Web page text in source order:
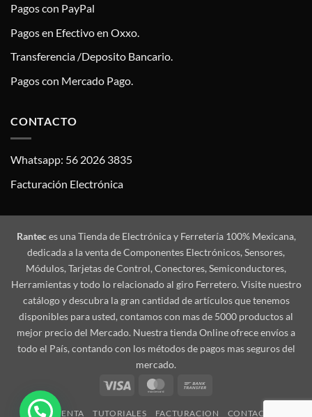
Pagos con PayPal
Pagos en Efectivo en Oxxo.
Transferencia /Deposito Bancario.
Pagos con Mercado Pago.
CONTACTO
Whatsapp: 56 2026 3835
Facturación Electrónica
Ranteces una Tienda de Electrónica y Ferretería 100% Mexicana,
dedicada a la venta de Componentes Electrónicos, Sensores,
Módulos, Tarjetas de Control, Conectores, Semiconductores,
Herramientas y todo lo relacionado al giro Ferretero. Visite nuestro
catálogo y descubra la gran cantidad de artículos que tenemos
disponibles para usted, contamos con mas de 5000 productos al
mejor precio del Mercado. Nuestra tienda Online ofrece envíos a
todo el País, contando con los métodos de pagos mas seguros del
mercado.
Visa
MasterCard
MI CUENTA TUTORIALES FACTURACION CONTACTO